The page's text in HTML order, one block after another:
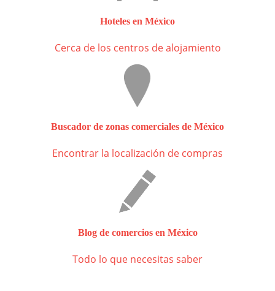
Hoteles en México
Cerca de los centros de alojamiento
Buscador de zonas comerciales de México
Encontrar la localización de compras
Blog de comercios en México
Todo lo que necesitas saber